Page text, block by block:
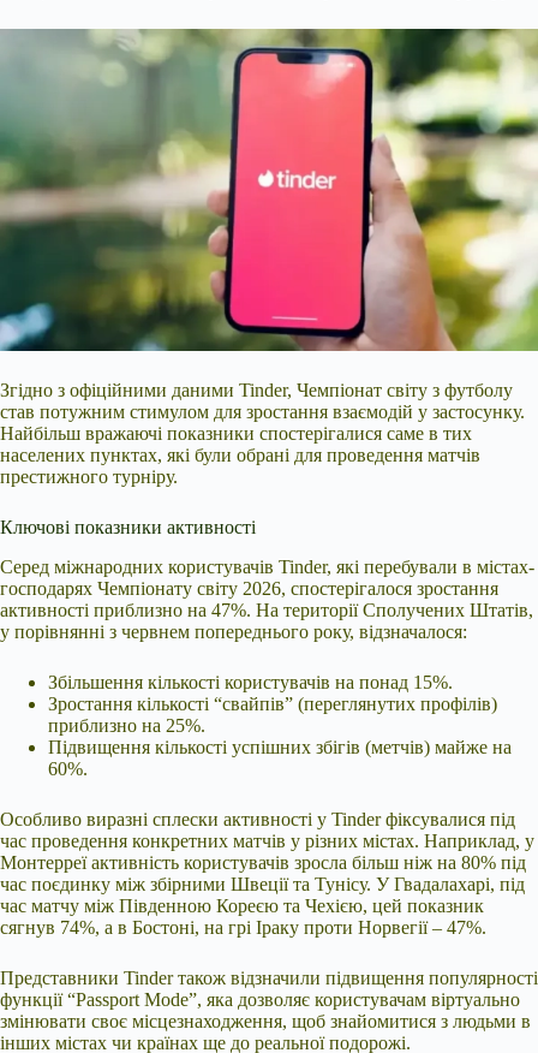
Згідно з офіційними даними Tinder, Чемпіонат світу з футболу
став потужним стимулом для зростання взаємодій у застосунку.
Найбільш вражаючі показники спостерігалися саме в тих
населених пунктах, які були обрані для проведення матчів
престижного турніру.
Ключові показники активності
Серед міжнародних користувачів Tinder, які перебували в містах-
господарях Чемпіонату світу 2026, спостерігалося зростання
активності приблизно на 47%. На території Сполучених Штатів,
у порівнянні з червнем попереднього року, відзначалося:
Збільшення кількості користувачів на понад 15%.
Зростання кількості “свайпів” (переглянутих профілів)
приблизно на 25%.
Підвищення кількості успішних збігів (метчів) майже на
60%.
Особливо виразні сплески активності у Tinder фіксувалися під
час проведення конкретних матчів у різних містах. Наприклад, у
Монтерреї активність користувачів зросла більш ніж на 80% під
час поєдинку між збірними Швеції та Тунісу. У Гвадалахарі, під
час матчу між Південною Кореєю та Чехією, цей показник
сягнув 74%, а в Бостоні, на грі Іраку проти Норвегії – 47%.
Представники Tinder також відзначили підвищення популярності
функції “Passport Mode”, яка дозволяє користувачам віртуально
змінювати своє місцезнаходження, щоб знайомитися з людьми в
інших містах чи країнах ще до реальної подорожі.